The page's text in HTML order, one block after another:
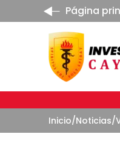
Página
Inicio/Noticias/